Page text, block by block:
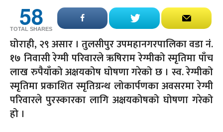
58
TOTAL SHARES
घोराही, २९ असार । तुलसीपुर उपमहानगरपालिका वडा नं.
१७ निवासी रेग्मी परिवारले ऋषिराम रेग्मीको स्मृतिमा पाँच
लाख रुपैयाँको अक्षयकोष घोषणा गरेको छ । स्व. रेग्मीको
स्मृतिमा प्रकाशित स्मृतिग्रन्थ लोकार्पणका अवसरमा रेग्मी
परिवारले पुरस्कारका लागि अक्षयकोषको घोषणा गरेको
हो ।